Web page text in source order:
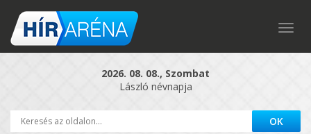
2026. 08. 08., Szombat
László névnapja